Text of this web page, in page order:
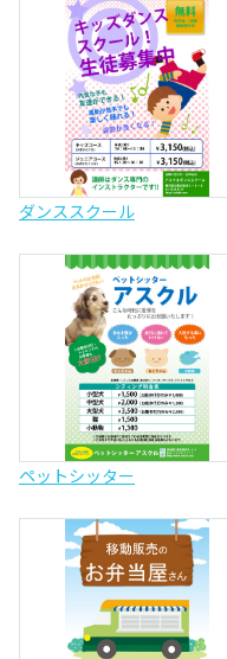
ダンススクール
ペットシッター